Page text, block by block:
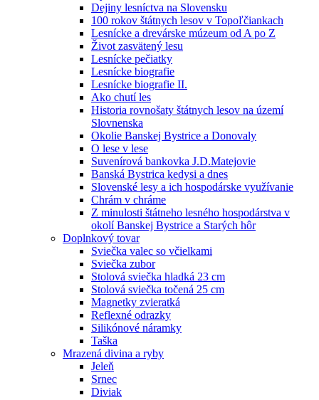
Dejiny lesníctva na Slovensku
100 rokov štátnych lesov v Topoľčiankach
Lesnícke a drevárske múzeum od A po Z
Život zasvätený lesu
Lesnícke pečiatky
Lesnícke biografie
Lesnícke biografie II.
Ako chutí les
Historia rovnošaty štátnych lesov na území
Slovnenska
Okolie Banskej Bystrice a Donovaly
O lese v lese
Suvenírová bankovka J.D.Matejovie
Banská Bystrica kedysi a dnes
Slovenské lesy a ich hospodárske využívanie
Chrám v chráme
Z minulosti štátneho lesného hospodárstva v
okolí Banskej Bystrice a Starých hôr
Doplnkový tovar
Sviečka valec so včielkami
Sviečka zubor
Stolová sviečka hladká 23 cm
Stolová sviečka točená 25 cm
Magnetky zvieratká
Reflexné odrazky
Silikónové náramky
Taška
Mrazená divina a ryby
Jeleň
Srnec
Diviak